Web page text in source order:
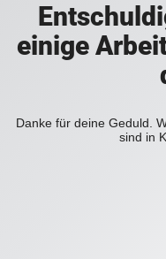
einige
Danke für deine Geduld.
sind in